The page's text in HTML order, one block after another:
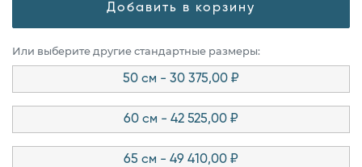
Добавить в корзину
Или выберите другие стандартные размеры:
50 см - 30 375,00 ₽
60 см - 42 525,00 ₽
65 см - 49 410,00 ₽